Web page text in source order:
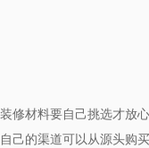
修材料要自己挑选才放
己的渠道可以从源头购